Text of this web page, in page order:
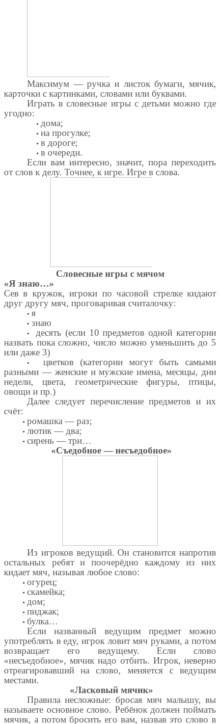
Максимум — ручка и листок бумаги, мячик,
карточки с картинками, словами или буквами.
Играть в словесные игры с детьми можно где
угодно:
▪ дома;
▪ на прогулке;
▪ в дороге;
▪ в очереди.
Если вам интересно, значит, пора переходить
от слов к делу. Точнее, к игре. Игре в слова.
Словесные игры с мячом
«Я знаю…»
Сев в кружок, игроки по часовой стрелке кидают
друг другу мяч, проговаривая считалочку:
▪ я
▪ знаю
▪
десять (если 10 предметов одной категории
назвать пока сложно, число можно уменьшить до 5
или даже 3)
▪
цветков (категории могут быть самыми
разными — женские и мужские имена, месяцы, дни
недели, цвета, геометрические фигуры, птицы,
овощи и пр.)
Далее следует перечисление предметов и их
счёт:
▪ ромашка — раз;
▪ лютик — два;
▪ сирень — три…
«Съедобное — несъедобное»
Из игроков ведущий. Он становится напротив
остальных ребят и поочерёдно каждому из них
кидает мяч, называя любое слово:
▪ огурец;
▪ скамейка;
▪ дом;
▪ пиджак;
▪ булка…
Если названный ведущим предмет можно
употреблять в еду, игрок ловит мяч руками, а потом
возвращает его ведущему. Если слово
«несъедобное», мячик надо отбить. Игрок, неверно
отреагировавший на слово, меняется с ведущим
местами.
«Ласковый мячик»
Правила несложные: бросая мяч малышу, вы
называете основное слово. Ребёнок должен поймать
мячик, а потом бросить его вам, назвав это слово в